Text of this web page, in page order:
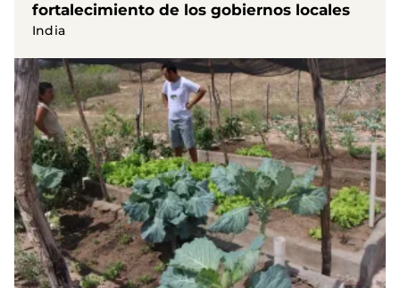
fortalecimiento de los gobiernos locales
India